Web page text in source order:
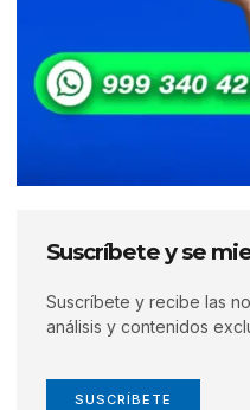
Suscríbete y se
Suscríbete y recibe las
análisis y contenidos
SUSCRÍBETE